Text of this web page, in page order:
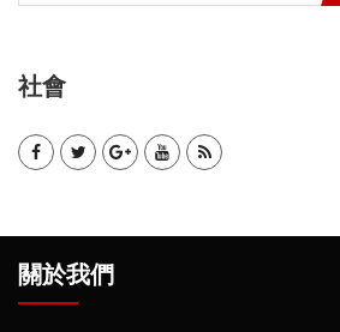
社會
關於我們